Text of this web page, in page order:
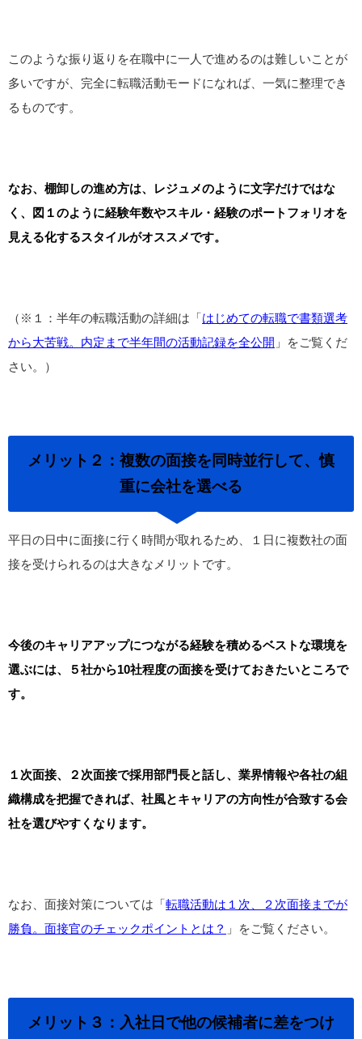
このような振り返りを在職中に一人で進めるのは難しいことが
多いですが、完全に転職活動モードになれば、一気に整理でき
るものです。
なお、棚卸しの進め方は、レジュメのように文字だけではな
く、図１のように経験年数やスキル・経験のポートフォリオを
見える化するスタイルがオススメです。
（※１：半年の転職活動の詳細は「 はじめての転職で書類選考
から大苦戦。内定まで半年間の活動記録を全公開 」をご覧くだ
さい。）
メリット２：複数の面接を同時並行して、慎
重に会社を選べる
平日の日中に面接に行く時間が取れるため、１日に複数社の面
接を受けられるのは大きなメリットです。
今後のキャリアアップにつながる経験を積めるベストな環境を
選ぶには、５社から10社程度の面接を受けておきたいところで
す。
１次面接、２次面接で採用部門長と話し、業界情報や各社の組
織構成を把握できれば、社風とキャリアの方向性が合致する会
社を選びやすくなります。
なお、面接対策については「 転職活動は１次、２次面接までが
勝負。面接官のチェックポイントとは？ 」をご覧ください。
メリット３：入社日で他の候補者に差をつけ